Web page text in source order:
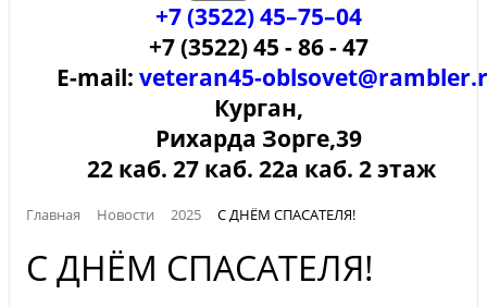
+7 (3522) 45–75–04
+7 (3522) 45 - 86 - 47
E-mail: veteran45-
Курган,
Рихарда Зорге,39
22 каб. 27 каб. 22а каб. 2 этаж
Главная Новости 2025 С ДНЁМ СПАСАТЕЛЯ!
С ДНЁМ СПАСАТЕЛЯ!